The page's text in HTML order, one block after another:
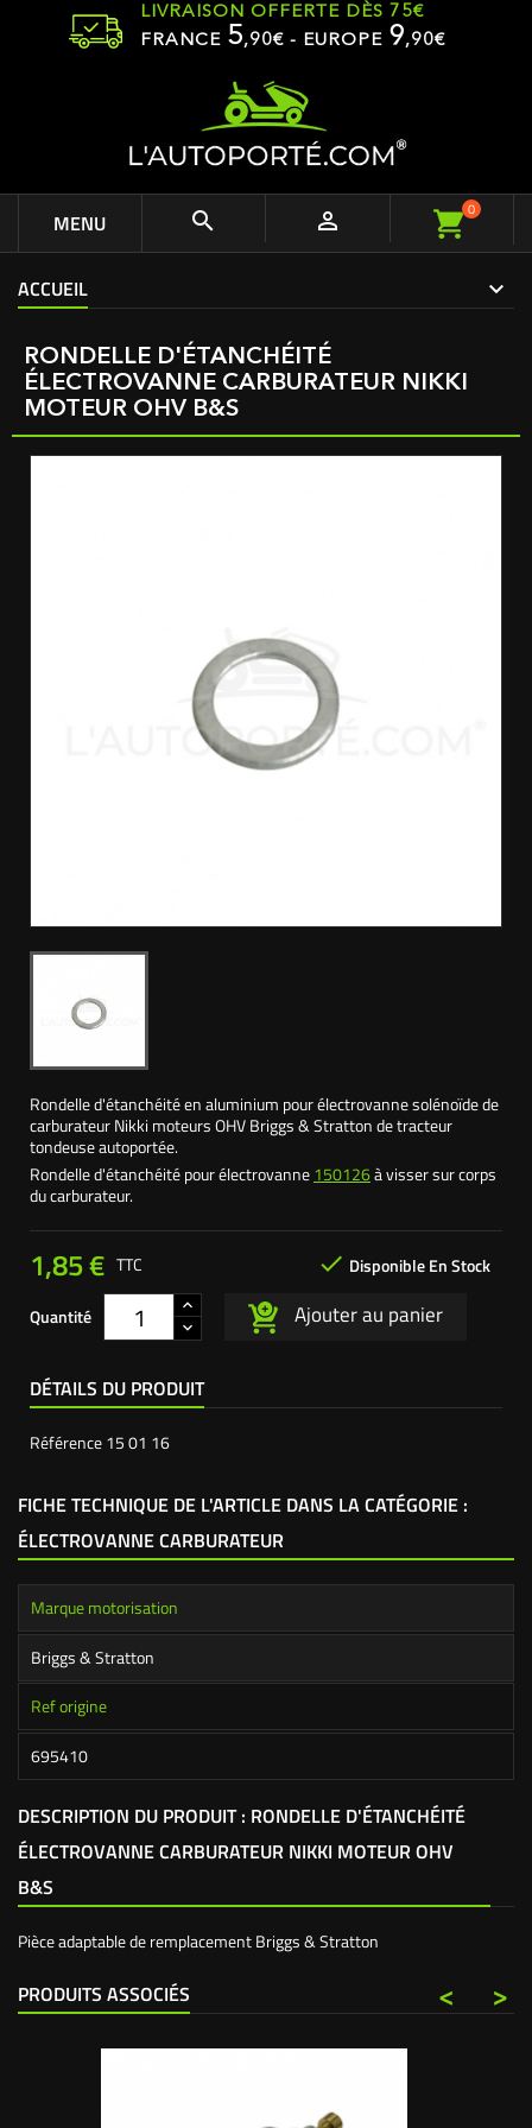
LIVRAISON OFFERTE DÈS 75€
FRANCE 5,90€ - EUROPE 9,90€
MENU   0
ACCUEIL
RONDELLE D'ÉTANCHÉITÉ
ÉLECTROVANNE CARBURATEUR NIKKI
MOTEUR OHV B&S
Rondelle d'étanchéité en aluminium pour électrovanne solénoïde de
carburateur Nikki moteurs OHV Briggs & Stratton de tracteur
tondeuse autoportée.
Rondelle d'étanchéité pour électrovanne150126à visser sur corps
du carburateur.
1,85 €  Disponible En Stock
TTC
Quantité Ajouter au panier
DÉTAILS DU PRODUIT
Référence15 01 16
FICHE TECHNIQUE DE L'ARTICLE DANS LA CATÉGORIE :
ÉLECTROVANNE CARBURATEUR
Marque motorisation
Briggs & Stratton
Ref origine
695410
DESCRIPTION DU PRODUIT : RONDELLE D'ÉTANCHÉITÉ
ÉLECTROVANNE CARBURATEUR NIKKI MOTEUR OHV
B&S
Pièce adaptable de remplacement Briggs & Stratton
PRODUITS ASSOCIÉS >
<